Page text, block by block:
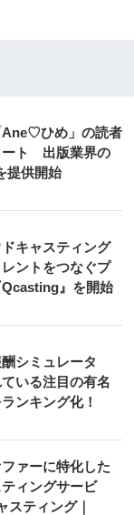
ひめ」の読者
ート 出版業界の
提供開始
キャスティング
ントをつなぐプ
』を開始
シミュレータ
いる注目の有名
ンキング化！
ァーに特化した
ィングサービ
スティング｜